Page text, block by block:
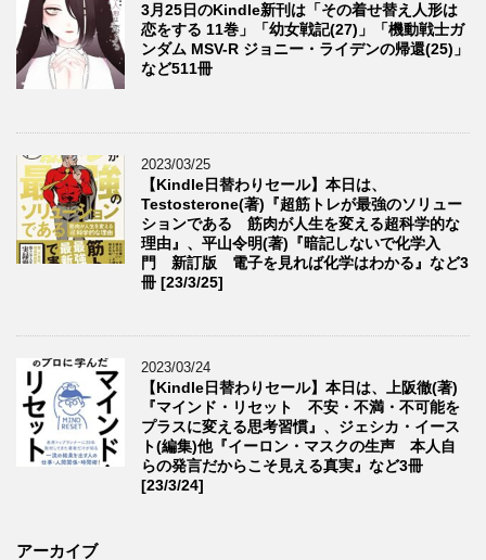
3月25日のKindle新刊は「その着せ替え人形は
恋をする 11巻」「幼女戦記(27)」「機動戦士ガ
ンダム MSV-R ジョニー・ライデンの帰還(25)」
など511冊
2023/03/25
【Kindle日替わりセール】本日は、
Testosterone(著)『超筋トレが最強のソリュー
ションである 筋肉が人生を変える超科学的な
理由』、平山令明(著)『暗記しないで化学入
門 新訂版 電子を見れば化学はわかる』など3
冊 [23/3/25]
2023/03/24
【Kindle日替わりセール】本日は、上阪徹(著)
『マインド・リセット 不安・不満・不可能を
プラスに変える思考習慣』、ジェシカ・イース
ト(編集)他『イーロン・マスクの生声 本人自
らの発言だからこそ見える真実』など3冊
[23/3/24]
アーカイブ